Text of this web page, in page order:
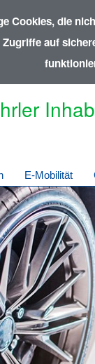
Cookies, die
auf
E-Mobilität